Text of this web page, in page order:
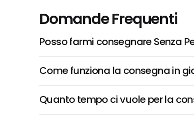
Domande Frequenti
Posso farmi consegnare Senza
Come funziona la consegna in
Quanto tempo ci vuole per la